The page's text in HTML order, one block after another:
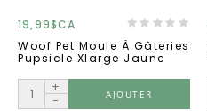
19,99$CA
Woof Pet Moule À Gâteries
Pupsicle Xlarge Jaune
+
-
AJOUTER